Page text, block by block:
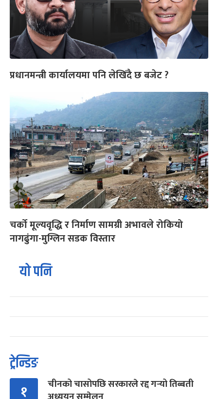
प्रधानमन्त्री कार्यालयमा पनि लेखिँदै छ बजेट ?
चर्को मूल्यवृद्धि र निर्माण सामग्री अभावले रोकियो
नागढुंगा-मुग्लिन सडक विस्तार
यो पनि
ट्रेन्डिङ
१
चीनको चासोपछि सरकारले रद्द गर्‍यो तिब्बती